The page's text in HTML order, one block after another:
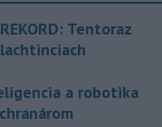
Tentoraz
a robotika